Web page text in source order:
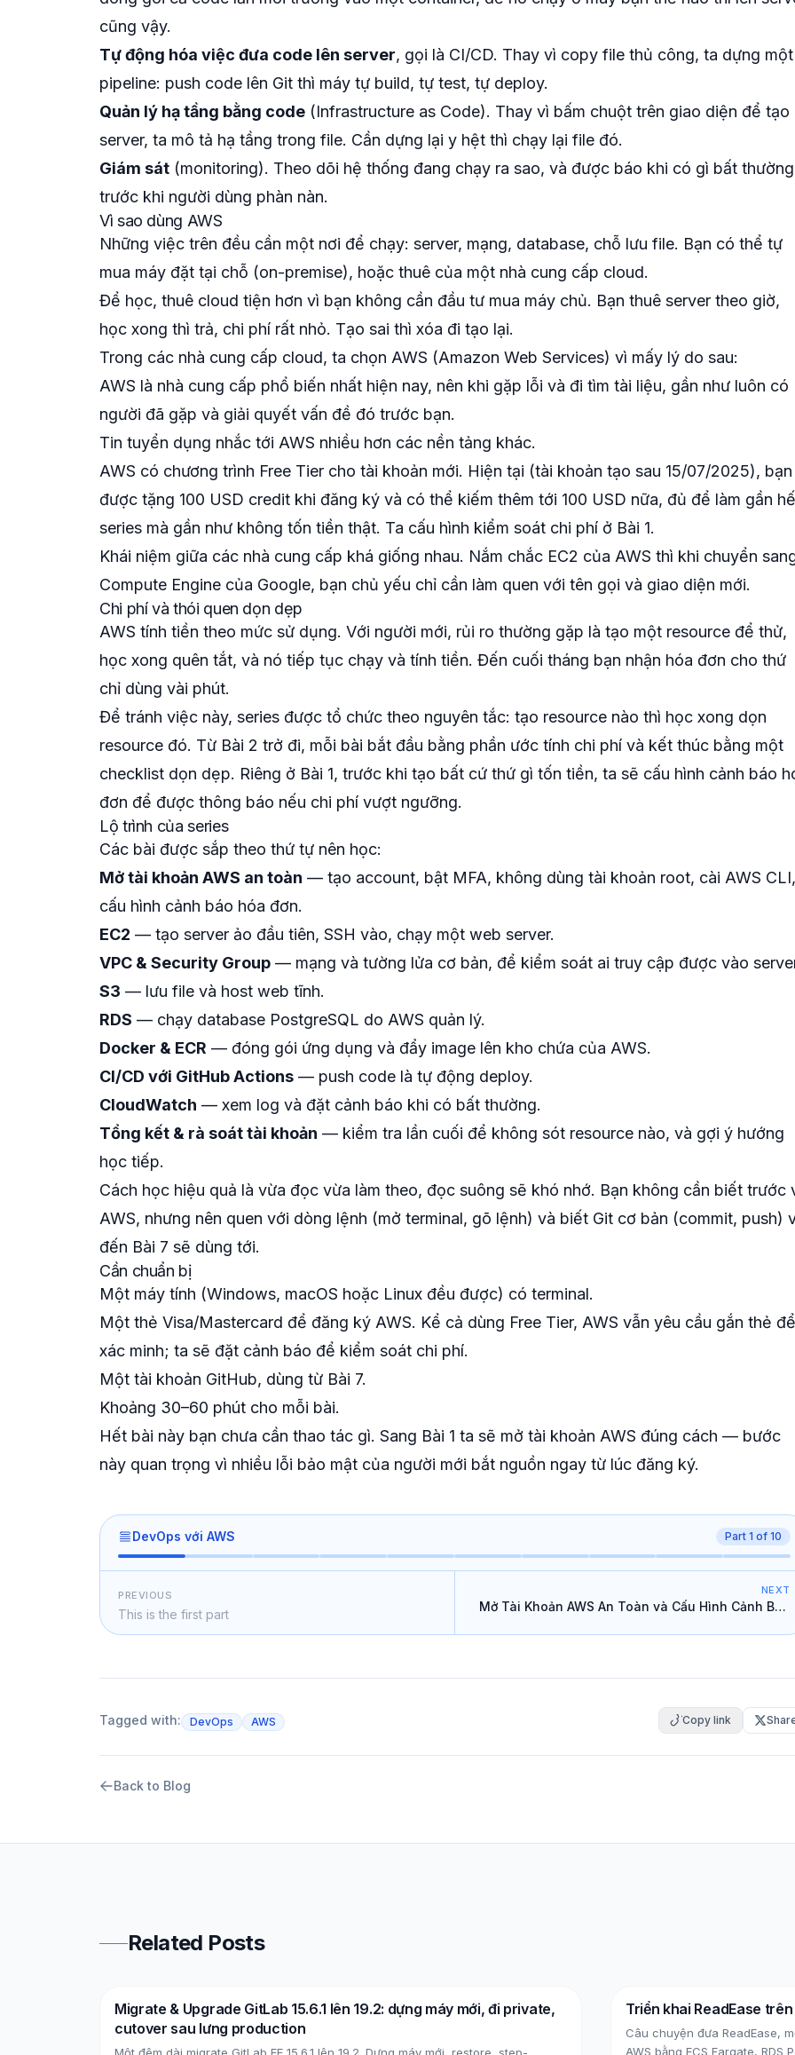
cũng vậy.
Tự động hóa việc đưa code lên server, gọi là CI/CD. Thay vì copy file thủ công, ta dựng một
pipeline: push code lên Git thì máy tự build, tự test, tự deploy.
Quản lý hạ tầng bằng code (Infrastructure as Code). Thay vì bấm chuột trên giao diện để tạo
server, ta mô tả hạ tầng trong file. Cần dựng lại y hệt thì chạy lại file đó.
Giám sát (monitoring). Theo dõi hệ thống đang chạy ra sao, và được báo khi có gì bất thường
trước khi người dùng phàn nàn.
Vì sao dùng AWS
Những việc trên đều cần một nơi để chạy: server, mạng, database, chỗ lưu file. Bạn có thể tự
mua máy đặt tại chỗ (on-premise), hoặc thuê của một nhà cung cấp cloud.
Để học, thuê cloud tiện hơn vì bạn không cần đầu tư mua máy chủ. Bạn thuê server theo giờ,
học xong thì trả, chi phí rất nhỏ. Tạo sai thì xóa đi tạo lại.
Trong các nhà cung cấp cloud, ta chọn AWS (Amazon Web Services) vì mấy lý do sau:
AWS là nhà cung cấp phổ biến nhất hiện nay, nên khi gặp lỗi và đi tìm tài liệu, gần như luôn có
người đã gặp và giải quyết vấn đề đó trước bạn.
Tin tuyển dụng nhắc tới AWS nhiều hơn các nền tảng khác.
AWS có chương trình Free Tier cho tài khoản mới. Hiện tại (tài khoản tạo sau 15/07/2025), bạn
được tặng 100 USD credit khi đăng ký và có thể kiếm thêm tới 100 USD nữa, đủ để làm gần
series mà gần như không tốn tiền thật. Ta cấu hình kiểm soát chi phí ở Bài 1.
Khái niệm giữa các nhà cung cấp khá giống nhau. Nắm chắc EC2 của AWS thì khi chuyển
Compute Engine của Google, bạn chủ yếu chỉ cần làm quen với tên gọi và giao diện mới.
Chi phí và thói quen dọn dẹp
AWS tính tiền theo mức sử dụng. Với người mới, rủi ro thường gặp là tạo một resource để thử,
học xong quên tắt, và nó tiếp tục chạy và tính tiền. Đến cuối tháng bạn nhận hóa đơn cho thứ
chỉ dùng vài phút.
Để tránh việc này, series được tổ chức theo nguyên tắc: tạo resource nào thì học xong dọn
resource đó. Từ Bài 2 trở đi, mỗi bài bắt đầu bằng phần ước tính chi phí và kết thúc bằng một
checklist dọn dẹp. Riêng ở Bài 1, trước khi tạo bất cứ thứ gì tốn tiền, ta sẽ cấu hình cảnh báo
đơn để được thông báo nếu chi phí vượt ngưỡng.
Lộ trình của series
Các bài được sắp theo thứ tự nên học:
Mở tài khoản AWS an toàn — tạo account, bật MFA, không dùng tài khoản root, cài AWS CLI,
cấu hình cảnh báo hóa đơn.
EC2 — tạo server ảo đầu tiên, SSH vào, chạy một web server.
VPC & Security Group — mạng và tường lửa cơ bản, để kiểm soát ai truy cập được vào
S3 — lưu file và host web tĩnh.
RDS — chạy database PostgreSQL do AWS quản lý.
Docker & ECR — đóng gói ứng dụng và đẩy image lên kho chứa của AWS.
CI/CD với GitHub Actions — push code là tự động deploy.
CloudWatch — xem log và đặt cảnh báo khi có bất thường.
Tổng kết & rà soát tài khoản — kiểm tra lần cuối để không sót resource nào, và gợi ý hướng
học tiếp.
Cách học hiệu quả là vừa đọc vừa làm theo, đọc suông sẽ khó nhớ. Bạn không cần biết trước
AWS, nhưng nên quen với dòng lệnh (mở terminal, gõ lệnh) và biết Git cơ bản (commit, push)
đến Bài 7 sẽ dùng tới.
Cần chuẩn bị
Một máy tính (Windows, macOS hoặc Linux đều được) có terminal.
Một thẻ Visa/Mastercard để đăng ký AWS. Kể cả dùng Free Tier, AWS vẫn yêu cầu gắn thẻ để
xác minh; ta sẽ đặt cảnh báo để kiểm soát chi phí.
Một tài khoản GitHub, dùng từ Bài 7.
Khoảng 30–60 phút cho mỗi bài.
Hết bài này bạn chưa cần thao tác gì. Sang Bài 1 ta sẽ mở tài khoản AWS đúng cách — bước
này quan trọng vì nhiều lỗi bảo mật của người mới bắt nguồn ngay từ lúc đăng ký.
DevOps với AWS Part 1 of 10
PREVIOUS
This is the first part
NEXT
Mở Tài Khoản AWS An Toàn và Cấu Hình Cảnh Báo
Tagged with: DevOps AWS Copy link
Back to Blog
Related Posts
DevOps AWS
Migrate & Upgrade GitLab 15.6.1 lên 19.2: dựng máy mới, đi private,
cutover sau lưng production
AWS RDS
Triển khai ReadEase
Câu chuyện đưa ReadEase,
AWS bằng ECS Fargate,